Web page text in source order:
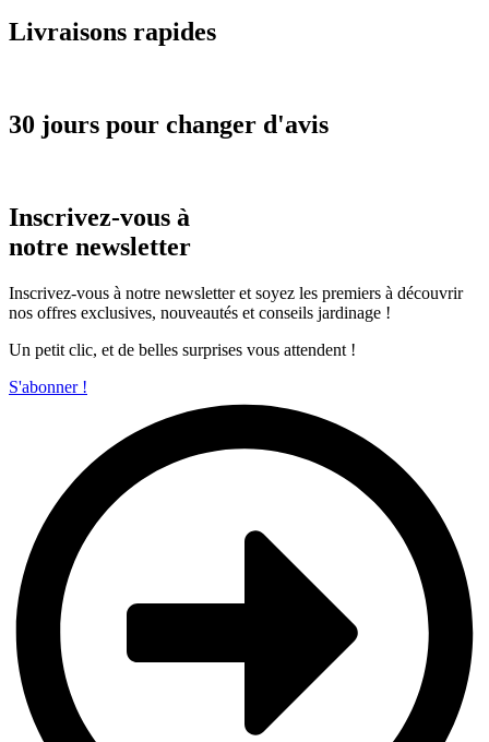
Livraisons rapides
30 jours pour changer d'avis
Inscrivez-vous à
notre newsletter
Inscrivez-vous à notre newsletter et soyez les premiers à découvrir
nos offres exclusives, nouveautés et conseils jardinage !
Un petit clic, et de belles surprises vous attendent !
S'abonner !